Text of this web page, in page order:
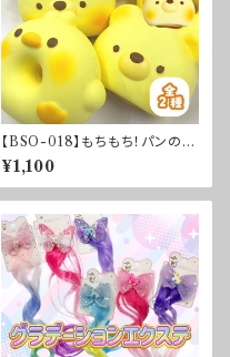
【BSO-018】もちもち！パンのか
おり付きアニマルスクイーズ
¥1,100